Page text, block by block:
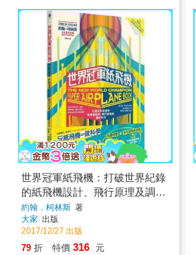
世界冠軍紙飛機：打破世界紀錄
的紙飛機設計、飛行原理及調校
技巧
約翰．柯林斯 著
大家 出版
2017/12/27 出版
79 折 特價 316 元